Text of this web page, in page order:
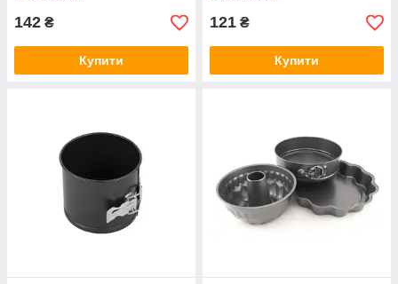
142 ₴
Купити
121 ₴
Купити